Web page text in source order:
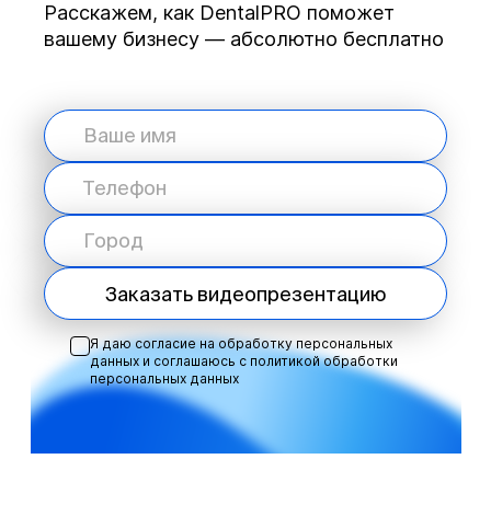
Расскажем, как DentalPRO поможет
вашему бизнесу — абсолютно бесплатно
Заказать видеопрезентацию
Я даю согласие на обработку персональных
данных и соглашаюсь с политикой обработки
персональных данных